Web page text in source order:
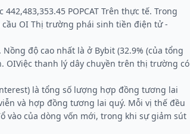
442,483,353.45 POPCAT Trên thực tế. Trong
cầu OI Thị trường phái sinh tiền điện tử -
độ cao nhất là ở Bybit (32.9% (của tổng
thanh lý dây chuyền trên thị trường có
là tổng số lượng hợp đồng tương lai
và hợp đồng tương lai quý. Mỗi vị thế đều
vào của dòng vốn mới, trong khi sự giảm sút